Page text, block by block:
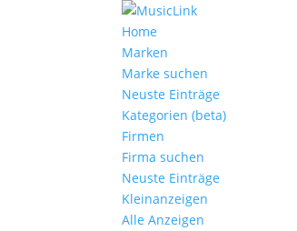
Home
Marken
Marke suchen
Neuste Einträge
Kategorien (beta)
Firmen
Firma suchen
Neuste Einträge
Kleinanzeigen
Alle Anzeigen